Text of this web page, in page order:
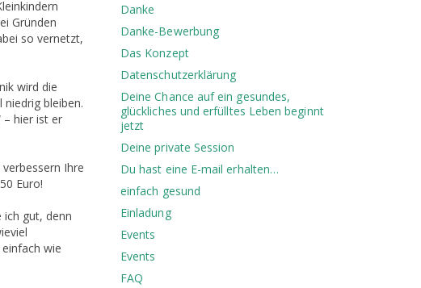
Gründen
so vernetzt,
wird die
bleiben.
– hier ist er
Ihre
Euro!
gut, denn
wie
Danke
Danke-Bewerbung
Das Konzept
Datenschutzerklärung
Deine Chance auf ein gesundes,
glückliches und erfülltes Leben beginnt
jetzt
Deine private Session
Du hast eine E-mail erhalten…
einfach gesund
Einladung
Events
Events
FAQ